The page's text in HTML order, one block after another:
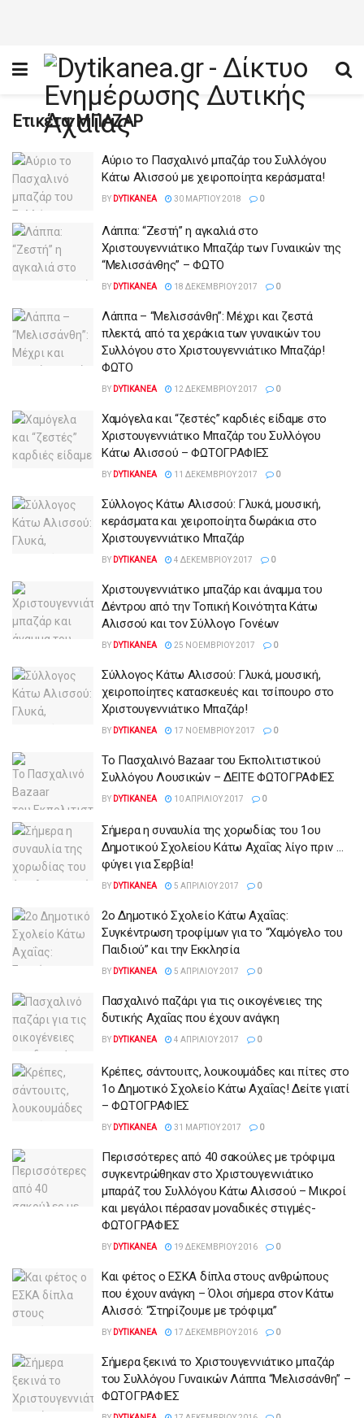
Ετικέτα:ΜΠΑΖΑΡ
Αύριο το Πασχαλινό μπαζάρ του Συλλόγου
Κάτω Αλισσού με χειροποίητα κεράσματα!
BY DYTIKANEA 30 ΜΑΡΤΊΟΥ 2018 0
Λάππα: “Ζεστή” η αγκαλιά στο
Χριστουγεννιάτικο Μπαζάρ των Γυναικών της
“Μελισσάνθης” – ΦΩΤΟ
BY DYTIKANEA 18 ΔΕΚΕΜΒΡΊΟΥ 2017 0
Λάππα – “Μελισσάνθη”: Μέχρι και ζεστά
πλεκτά, από τα χεράκια των γυναικών του
Συλλόγου στο Χριστουγεννιάτικο Μπαζάρ!
ΦΩΤΟ
BY DYTIKANEA 12 ΔΕΚΕΜΒΡΊΟΥ 2017 0
Χαμόγελα και “ζεστές” καρδιές είδαμε στο
Χριστουγεννιάτικο Μπαζάρ του Συλλόγου
Κάτω Αλισσού – ΦΩΤΟΓΡΑΦΙΕΣ
BY DYTIKANEA 11 ΔΕΚΕΜΒΡΊΟΥ 2017 0
Σύλλογος Κάτω Αλισσού: Γλυκά, μουσική,
κεράσματα και χειροποίητα δωράκια στο
Χριστουγεννιάτικο Μπαζάρ
BY DYTIKANEA 4 ΔΕΚΕΜΒΡΊΟΥ 2017 0
Χριστουγεννιάτικο μπαζάρ και άναμμα του
Δέντρου από την Τοπική Κοινότητα Κάτω
Αλισσού και τον Σύλλογο Γονέων
BY DYTIKANEA 25 ΝΟΕΜΒΡΊΟΥ 2017 0
Σύλλογος Κάτω Αλισσού: Γλυκά, μουσική,
χειροποίητες κατασκευές και τσίπουρο στο
Χριστουγεννιάτικο Μπαζάρ!
BY DYTIKANEA 17 ΝΟΕΜΒΡΊΟΥ 2017 0
To Πασχαλινό Bazaar του Εκπολιτιστικού
Συλλόγου Λουσικών – ΔΕΙΤΕ ΦΩΤΟΓΡΑΦΙΕΣ
BY DYTIKANEA 10 ΑΠΡΙΛΊΟΥ 2017 0
Σήμερα η συναυλία της χορωδίας του 1ου
Δημοτικού Σχολείου Κάτω Αχαΐας λίγο πριν …
φύγει για Σερβία!
BY DYTIKANEA 5 ΑΠΡΙΛΊΟΥ 2017 0
2ο Δημοτικό Σχολείο Κάτω Αχαΐας:
Συγκέντρωση τροφίμων για το “Χαμόγελο του
Παιδιού” και την Εκκλησία
BY DYTIKANEA 5 ΑΠΡΙΛΊΟΥ 2017 0
Πασχαλινό παζάρι για τις οικογένειες της
δυτικής Αχαΐας που έχουν ανάγκη
BY DYTIKANEA 4 ΑΠΡΙΛΊΟΥ 2017 0
Κρέπες, σάντουιτς, λουκουμάδες και πίτες στο
1ο Δημοτικό Σχολείο Κάτω Αχαΐας! Δείτε γιατί
– ΦΩΤΟΓΡΑΦΙΕΣ
BY DYTIKANEA 31 ΜΑΡΤΊΟΥ 2017 0
Περισσότερες από 40 σακούλες με τρόφιμα
συγκεντρώθηκαν στο Χριστουγεννιάτικο
μπαράζ του Συλλόγου Κάτω Αλισσού – Μικροί
και μεγάλοι πέρασαν μοναδικές στιγμές-
ΦΩΤΟΓΡΑΦΙΕΣ
BY DYTIKANEA 19 ΔΕΚΕΜΒΡΊΟΥ 2016 0
Και φέτος ο ΕΣΚΑ δίπλα στους ανθρώπους
που έχουν ανάγκη – Όλοι σήμερα στον Κάτω
Αλισσό: “Στηρίζουμε με τρόφιμα”
BY DYTIKANEA 17 ΔΕΚΕΜΒΡΊΟΥ 2016 0
Σήμερα ξεκινά το Χριστουγεννιάτικο μπαζάρ
του Συλλόγου Γυναικών Λάππα “Μελισσάνθη” –
ΦΩΤΟΓΡΑΦΙΕΣ